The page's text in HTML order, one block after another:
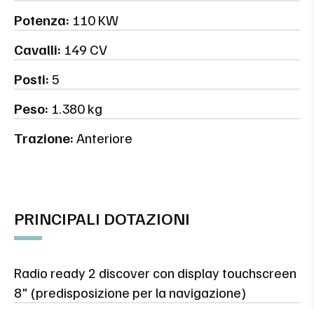
Potenza: 110 KW
Cavalli: 149 CV
Posti:5
Peso: 1.380 kg
Trazione:Anteriore
PRINCIPALI DOTAZIONI
Radio ready 2 discover con display touchscreen
8" (predisposizione per la navigazione)